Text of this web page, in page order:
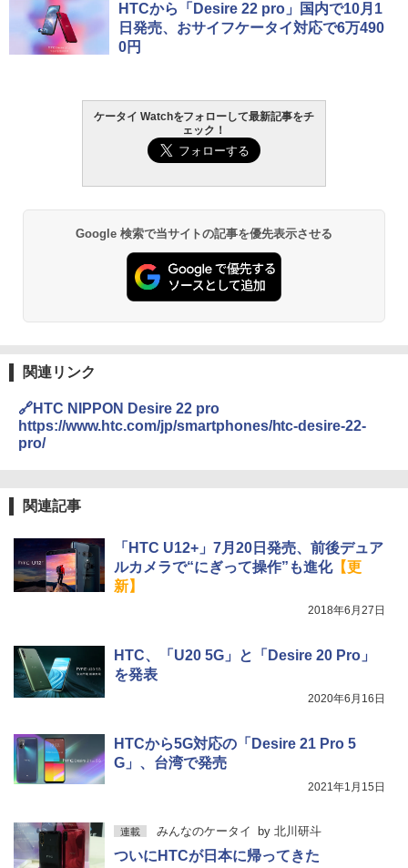
HTCから「Desire 22 pro」国内で10月1
日発売、おサイフケータイ対応で6万490
0円
ケータイ Watchをフォローして最新記事をチ
ェック！
Google 検索で当サイトの記事を優先表示させる
関連リンク
🔗HTC NIPPON Desire 22 pro
https://www.htc.com/jp/smartphones/htc-desire-22-
pro/
関連記事
「HTC U12+」7月20日発売、前後デュア
ルカメラで“にぎって操作”も進化【更
新】
2018年6月27日
HTC、「U20 5G」と「Desire 20 Pro」
を発表
2020年6月16日
HTCから5G対応の「Desire 21 Pro 5
G」、台湾で発売
2021年1月15日
連載 みんなのケータイ by 北川研斗
ついにHTCが日本に帰ってきた